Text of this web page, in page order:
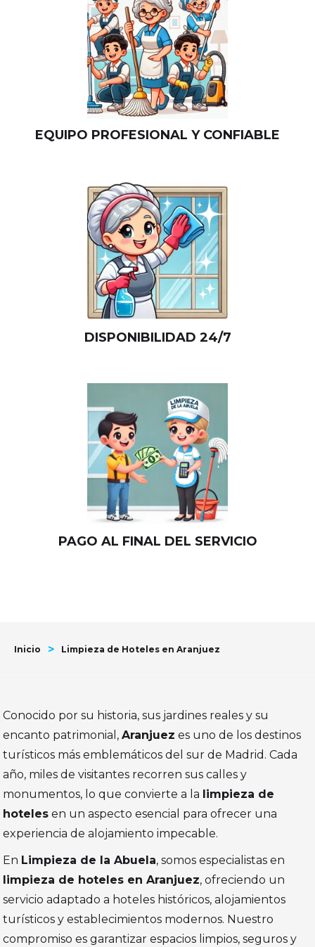
EQUIPO PROFESIONAL Y CONFIABLE
DISPONIBILIDAD 24/7
PAGO AL FINAL DEL SERVICIO
Inicio > Limpieza de Hoteles en Aranjuez
Conocido por su historia, sus jardines reales y su
encanto patrimonial,Aranjuez es uno de los destinos
turísticos más emblemáticos del sur de Madrid. Cada
año, miles de visitantes recorren sus calles y
monumentos, lo que convierte a la limpieza de
hoteles en un aspecto esencial para ofrecer una
experiencia de alojamiento impecable.
En Limpieza de la Abuela, somos especialistas en
limpieza de hoteles en Aranjuez, ofreciendo un
servicio adaptado a hoteles históricos, alojamientos
turísticos y establecimientos modernos. Nuestro
compromiso es garantizar espacios limpios, seguros y